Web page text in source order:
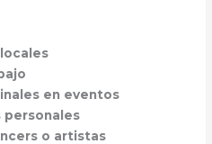
en eventos
personales
o artistas